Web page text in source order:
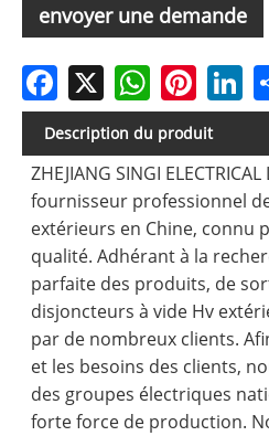
envoyer une demande
Facebook WhatsAppPinterest
Description du produit
ZHEJIANG SINGI
fournisseur professionnel
extérieurs en Chine, connu
qualité. Adhérant à la
parfaite des produits, de
disjoncteurs à vide Hv
par de nombreux clients.
et les besoins des clients,
des groupes électriques
forte force de production.